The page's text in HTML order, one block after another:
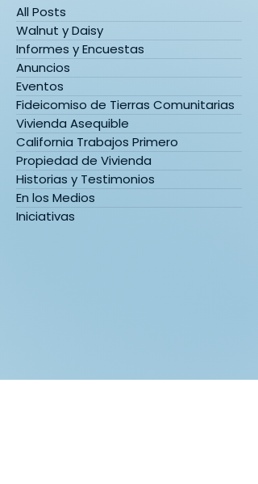
¡HEMOS ESTADO
TRABAJANDO MUCHO!
All Posts
Walnut y Daisy
Informes y Encuestas
Anuncios
Eventos
Fideicomiso de Tierras Comunitarias
Vivienda Asequible
California Trabajos Primero
Propiedad de Vivienda
Historias y Testimonios
En los Medios
Iniciativas